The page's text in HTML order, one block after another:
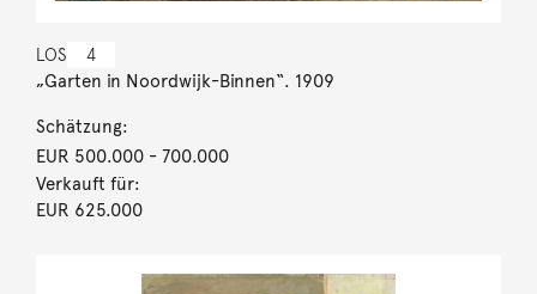
LOS 4
„Garten in Noordwijk-Binnen“. 1909
Schätzung:
EUR 500.000- 700.000
Verkauft für:
EUR 625.000